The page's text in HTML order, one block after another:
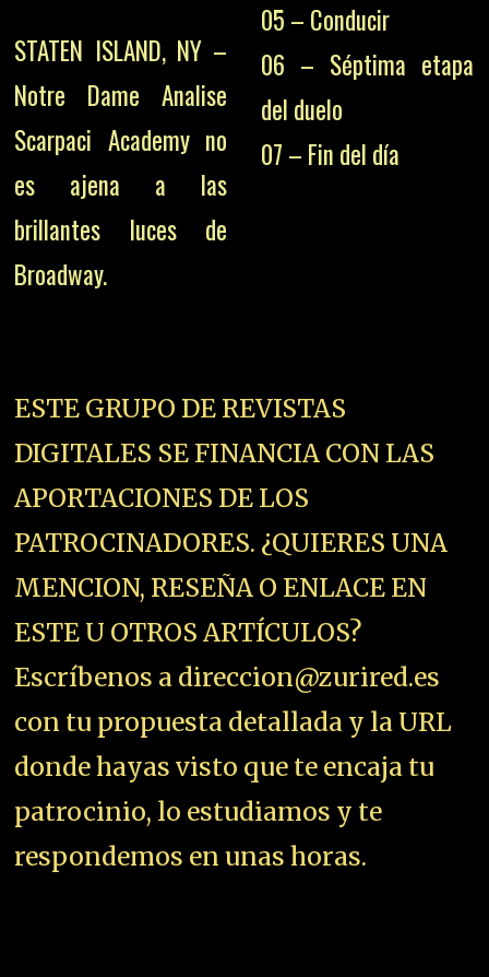
STATEN ISLAND, NY –
Notre Dame Analise
Scarpaci Academy no
es ajena a las
brillantes luces de
Broadway.
05 – Conducir
06 – Séptima etapa
del duelo
07 – Fin del día
ESTE GRUPO DE REVISTAS
DIGITALES SE FINANCIA CON LAS
APORTACIONES DE LOS
PATROCINADORES. ¿QUIERES UNA
MENCION, RESEÑA O ENLACE EN
ESTE U OTROS ARTÍCULOS?
Escríbenos a direccion@zurired.es
con tu propuesta detallada y la URL
donde hayas visto que te encaja tu
patrocinio, lo estudiamos y te
respondemos en unas horas.